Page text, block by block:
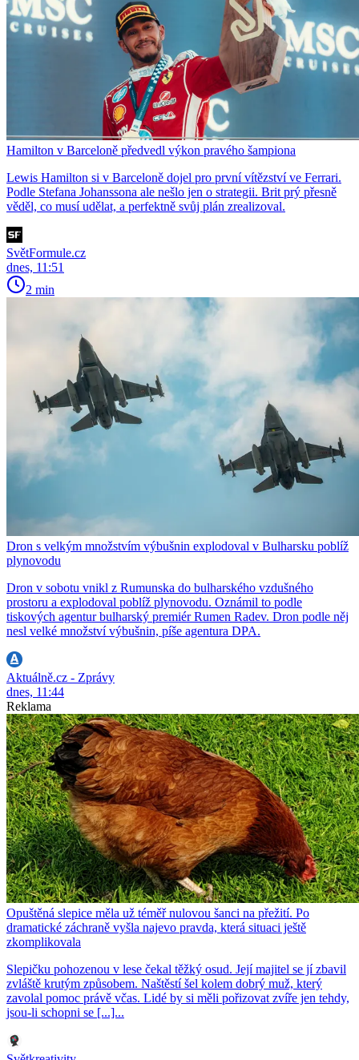
Hamilton v Barceloně předvedl výkon pravého šampiona
Lewis Hamilton si v Barceloně dojel pro první vítězství ve Ferrari.
Podle Stefana Johanssona ale nešlo jen o strategii. Brit prý přesně
věděl, co musí udělat, a perfektně svůj plán zrealizoval.
SvětFormule.cz
dnes, 11:51
2 min
Dron s velkým množstvím výbušnin explodoval v Bulharsku poblíž
plynovodu
Dron v sobotu vnikl z Rumunska do bulharského vzdušného
prostoru a explodoval poblíž plynovodu. Oznámil to podle
tiskových agentur bulharský premiér Rumen Radev. Dron podle něj
nesl velké množství výbušnin, píše agentura DPA.
Aktuálně.cz - Zprávy
dnes, 11:44
Reklama
Opuštěná slepice měla už téměř nulovou šanci na přežití. Po
dramatické záchraně vyšla najevo pravda, která situaci ještě
zkomplikovala
Slepičku pohozenou v lese čekal těžký osud. Její majitel se jí zbavil
zvláště krutým způsobem. Naštěstí šel kolem dobrý muž, který
zavolal pomoc právě včas. Lidé by si měli pořizovat zvíře jen tehdy,
jsou-li schopni se [...]...